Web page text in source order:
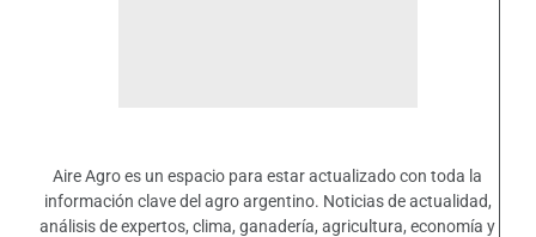
Aire Agro es un espacio para estar actualizado con toda la
información clave del agro argentino. Noticias de actualidad,
análisis de expertos, clima, ganadería, agricultura, economía y